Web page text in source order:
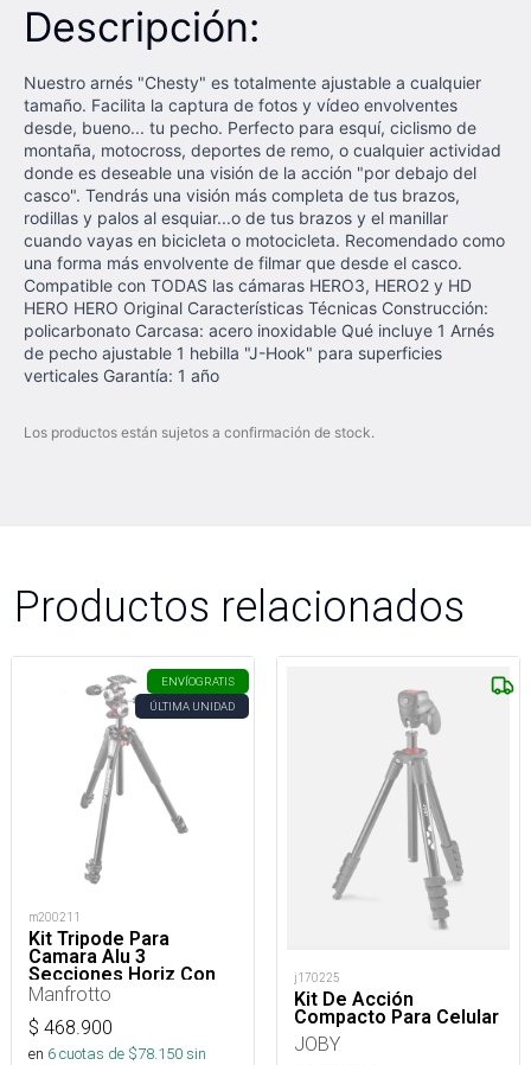
Descripción:
Nuestro arnés "Chesty" es totalmente ajustable a cualquier
tamaño. Facilita la captura de fotos y vídeo envolventes
desde, bueno... tu pecho. Perfecto para esquí, ciclismo de
montaña, motocross, deportes de remo, o cualquier actividad
donde es deseable una visión de la acción "por debajo del
casco". Tendrás una visión más completa de tus brazos,
rodillas y palos al esquiar...o de tus brazos y el manillar
cuando vayas en bicicleta o motocicleta. Recomendado como
una forma más envolvente de filmar que desde el casco.
Compatible con TODAS las cámaras HERO3, HERO2 y HD
HERO HERO Original Características Técnicas Construcción:
policarbonato Carcasa: acero inoxidable Qué incluye 1 Arnés
de pecho ajustable 1 hebilla "J-Hook" para superficies
verticales Garantía: 1 año
Los productos están sujetos a confirmación de stock.
Productos relacionados
ENVÍOGRATIS
ÚLTIMA UNIDAD
m200211
Kit Tripode Para
Camara Alu 3
Secciones Horiz Con
Rótula
Manfrotto
$ 468.900
en 6cuotas de $78.150sin
j170225
Kit De Acción
Compacto Para Celular
JOBY